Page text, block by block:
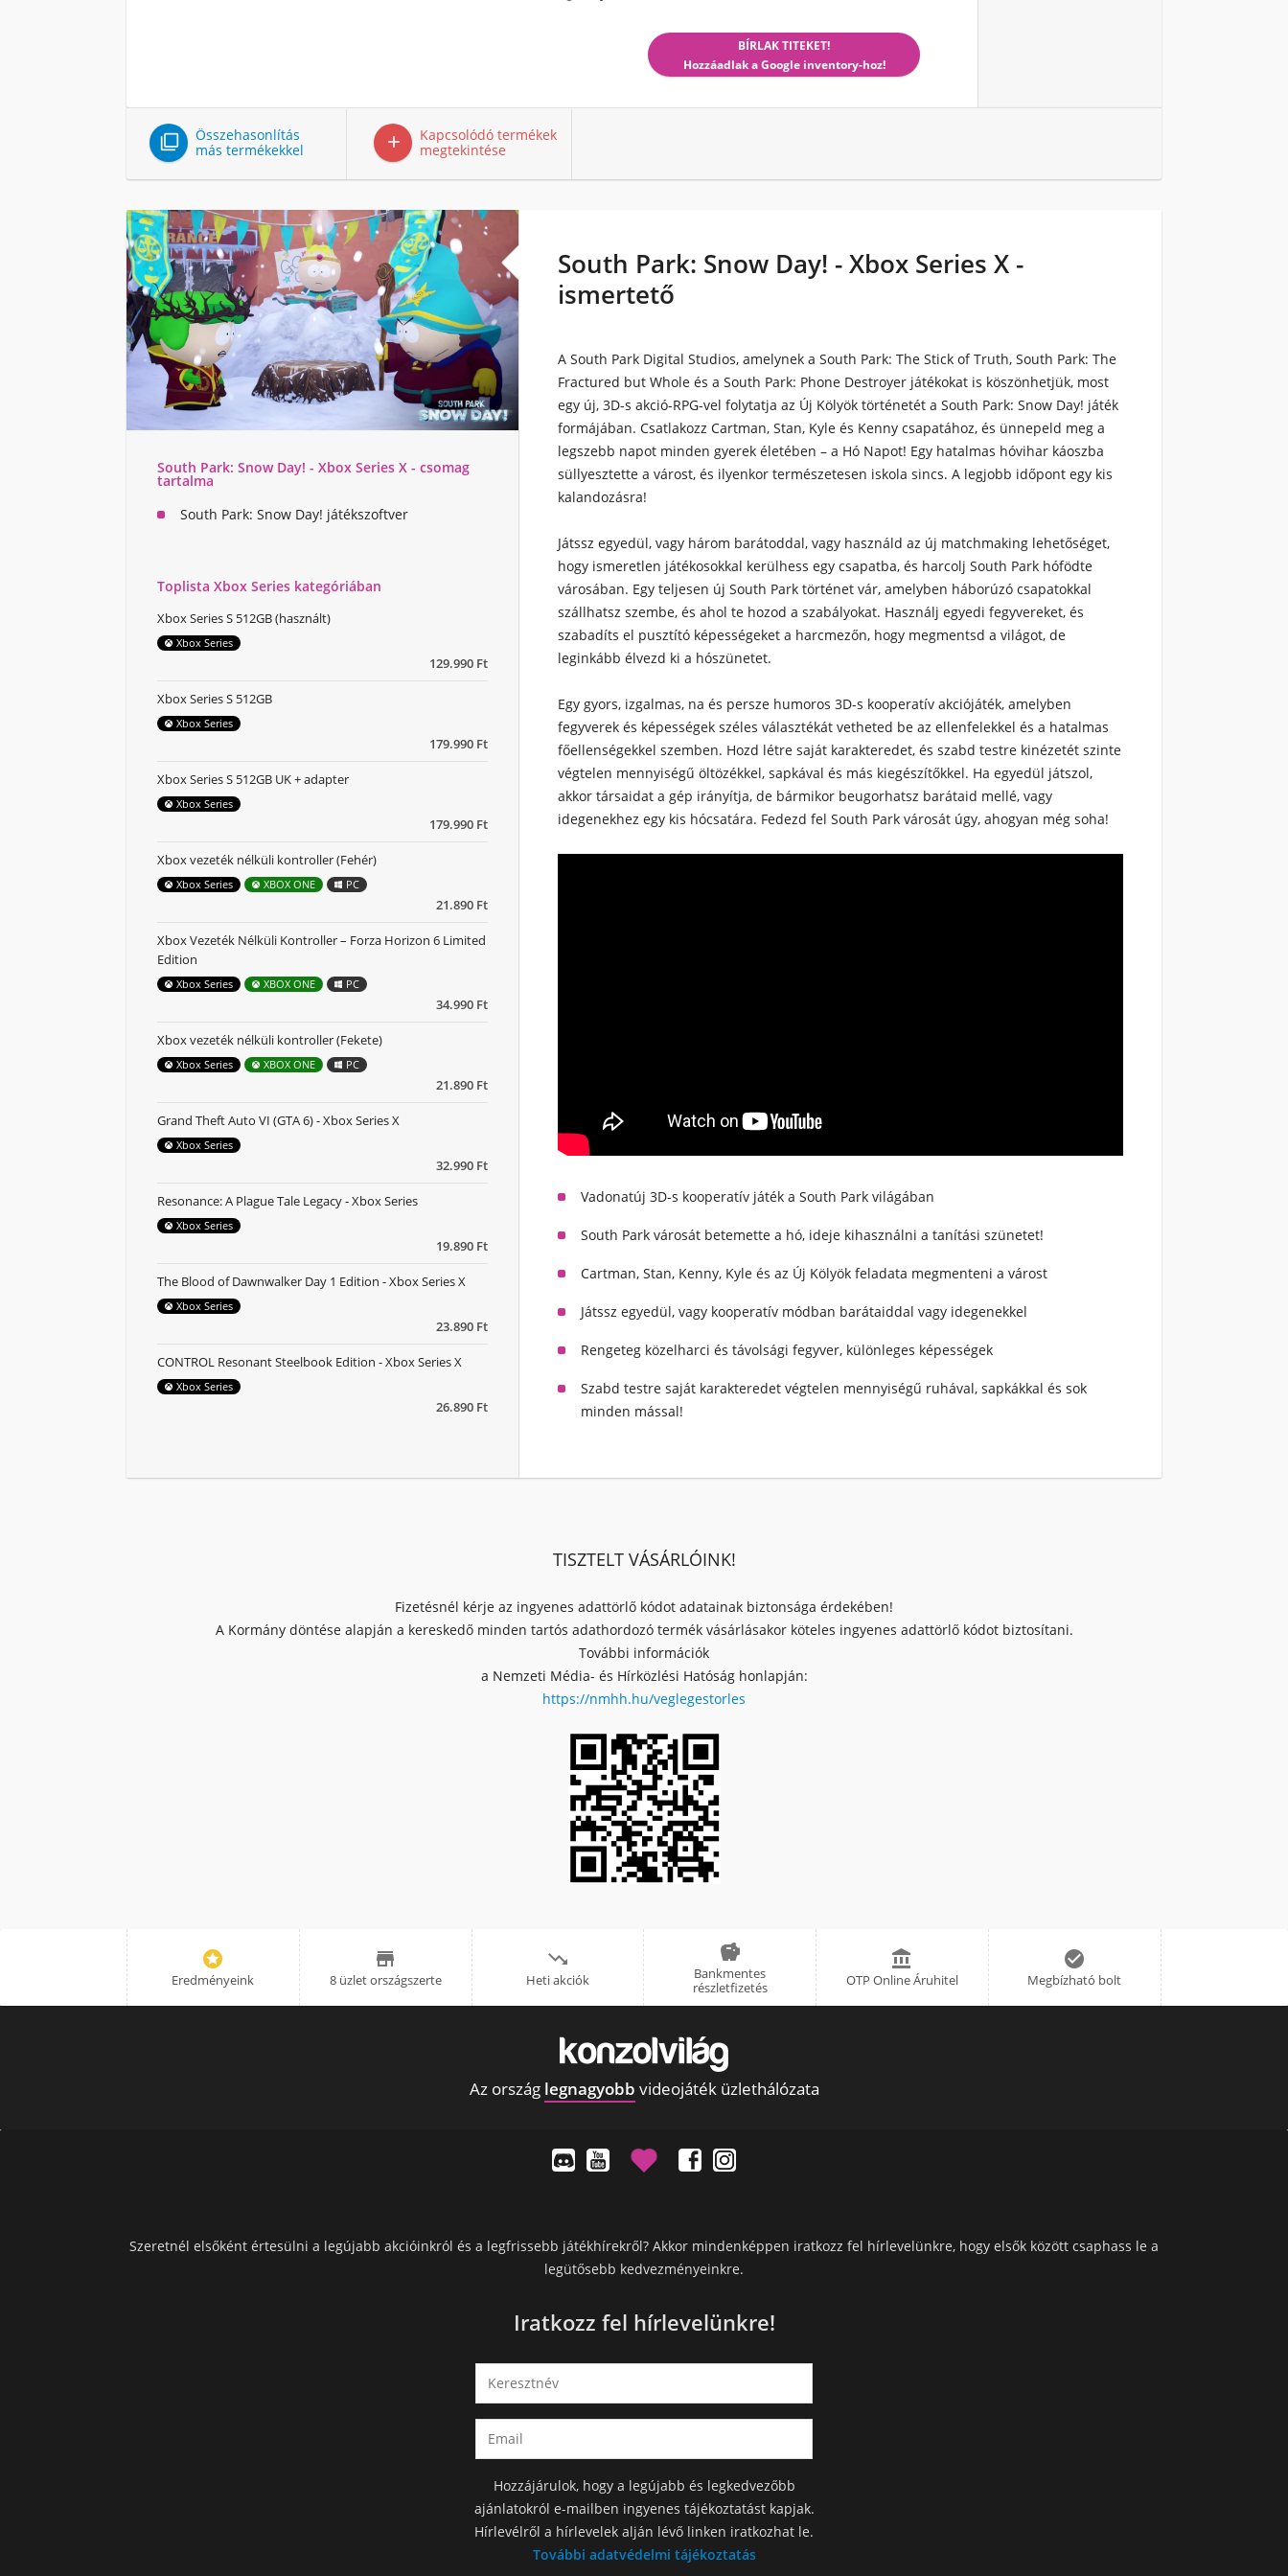
BÍRLAK TITEKET!
Hozzáadlak a Google inventory-hoz!

Összehasonlítás
más termékekkel

Kapcsolódó termékek
megtekintése
South Park: Snow Day! - Xbox Series X -
ismertető
A South Park Digital Studios, amelynek a South Park: The Stick of Truth, South Park: The
Fractured but Whole és a South Park: Phone Destroyer játékokat is köszönhetjük, most
egy új, 3D-s akció-RPG-vel folytatja az Új Kölyök történetét a South Park: Snow Day! játék
formájában. Csatlakozz Cartman, Stan, Kyle és Kenny csapatához, és ünnepeld meg a
legszebb napot minden gyerek életében – a Hó Napot! Egy hatalmas hóvihar káoszba
süllyesztette a várost, és ilyenkor természetesen iskola sincs. A legjobb időpont egy kis
kalandozásra!
Játssz egyedül, vagy három barátoddal, vagy használd az új matchmaking lehetőséget,
hogy ismeretlen játékosokkal kerülhess egy csapatba, és harcolj South Park hófödte
városában. Egy teljesen új South Park történet vár, amelyben háborúzó csapatokkal
szállhatsz szembe, és ahol te hozod a szabályokat. Használj egyedi fegyvereket, és
szabadíts el pusztító képességeket a harcmezőn, hogy megmentsd a világot, de
leginkább élvezd ki a hószünetet.
Egy gyors, izgalmas, na és persze humoros 3D-s kooperatív akciójáték, amelyben
fegyverek és képességek széles választékát vetheted be az ellenfelekkel és a hatalmas
főellenségekkel szemben. Hozd létre saját karakteredet, és szabd testre kinézetét szinte
végtelen mennyiségű öltözékkel, sapkával és más kiegészítőkkel. Ha egyedül játszol,
akkor társaidat a gép irányítja, de bármikor beugorhatsz barátaid mellé, vagy
idegenekhez egy kis hócsatára. Fedezd fel South Park városát úgy, ahogyan még soha!
Vadonatúj 3D-s kooperatív játék a South Park világában
South Park városát betemette a hó, ideje kihasználni a tanítási szünetet!
Cartman, Stan, Kenny, Kyle és az Új Kölyök feladata megmenteni a várost
Játssz egyedül, vagy kooperatív módban barátaiddal vagy idegenekkel
Rengeteg közelharci és távolsági fegyver, különleges képességek
Szabd testre saját karakteredet végtelen mennyiségű ruhával, sapkákkal és sok
minden mással!
South Park: Snow Day! - Xbox Series X - csomag
tartalma
South Park: Snow Day! játékszoftver
Toplista Xbox Series kategóriában
129.990 Ft
Xbox Series S 512GB (használt)
Xbox Series
179.990 Ft
Xbox Series S 512GB
Xbox Series
179.990 Ft
Xbox Series S 512GB UK + adapter
Xbox Series
21.890 Ft
Xbox vezeték nélküli kontroller (Fehér)
Xbox Series XBOX ONE PC
34.990 Ft
Xbox Vezeték Nélküli Kontroller – Forza Horizon 6 Limited
Edition
Xbox Series XBOX ONE PC
21.890 Ft
Xbox vezeték nélküli kontroller (Fekete)
Xbox Series XBOX ONE PC
32.990 Ft
Grand Theft Auto VI (GTA 6) - Xbox Series X
Xbox Series
19.890 Ft
Resonance: A Plague Tale Legacy - Xbox Series
Xbox Series
23.890 Ft
The Blood of Dawnwalker Day 1 Edition - Xbox Series X
Xbox Series
26.890 Ft
CONTROL Resonant Steelbook Edition - Xbox Series X
Xbox Series
TISZTELT VÁSÁRLÓINK!
Fizetésnél kérje az ingyenes adattörlő kódot adatainak biztonsága érdekében!
A Kormány döntése alapján a kereskedő minden tartós adathordozó termék vásárlásakor köteles ingyenes adattörlő kódot biztosítani.
További információk
a Nemzeti Média- és Hírközlési Hatóság honlapján:
https://nmhh.hu/veglegestorles

Eredményeink

8 üzlet országszerte

Heti akciók

Bankmentes
részletfizetés

OTP Online Áruhitel

Megbízható bolt
Az ország legnagyobb videojáték üzlethálózata
Szeretnél elsőként értesülni a legújabb akcióinkról és a legfrissebb játékhírekről? Akkor mindenképpen iratkozz fel hírlevelünkre, hogy elsők között csaphass le a
legütősebb kedvezményeinkre.
Iratkozz fel hírlevelünkre!
Hozzájárulok, hogy a legújabb és legkedvezőbb
ajánlatokról e-mailben ingyenes tájékoztatást kapjak.
Hírlevélről a hírlevelek alján lévő linken iratkozhat le.
További adatvédelmi tájékoztatás